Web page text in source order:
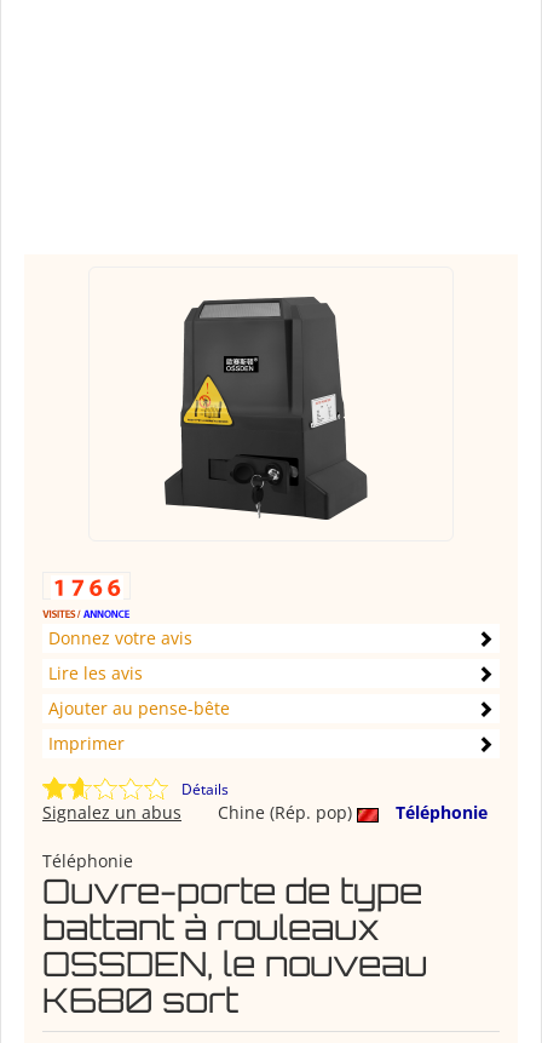
Donnez votre avis
Lire les avis
Ajouter au pense-bête
Imprimer
Détails
Chine (Rép. pop) Téléphonie
Signalez un abus
Téléphonie
Ouvre-porte de type
battant à rouleaux
OSSDEN, le nouveau
K680 sort